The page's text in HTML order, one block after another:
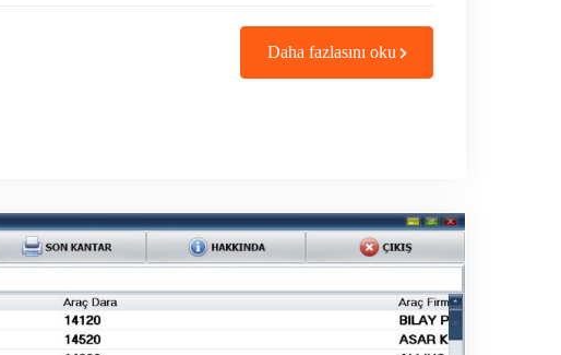
Daha fazlasını oku